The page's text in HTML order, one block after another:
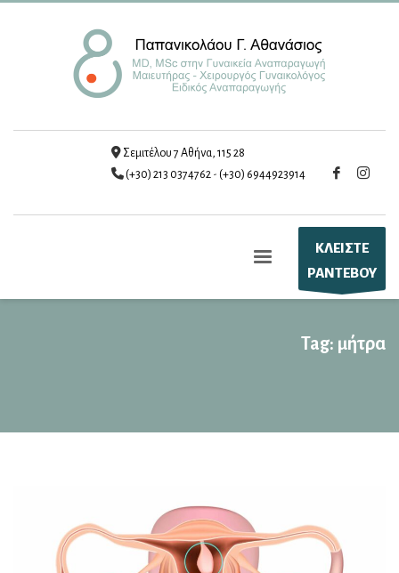
Σεμιτέλου 7 Αθήνα, 115 28
(+30) 213 0374762 - (+30) 6944923914
ΚΛΕΙΣΤΕ
ΡΑΝΤΕΒΟΥ
Tag: μήτρα